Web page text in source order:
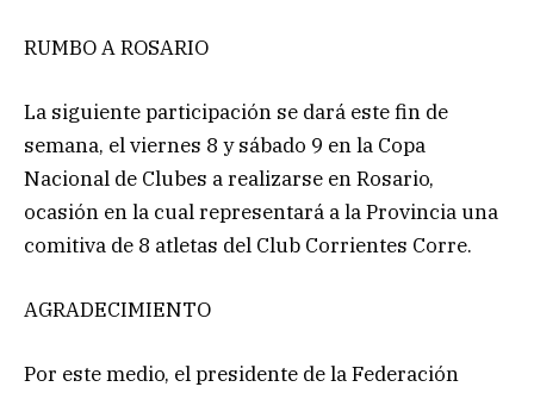
RUMBO A ROSARIO
La siguiente participación se dará este fin de
semana, el viernes 8 y sábado 9 en la Copa
Nacional de Clubes a realizarse en Rosario,
ocasión en la cual representará a la Provincia una
comitiva de 8 atletas del Club Corrientes Corre.
AGRADECIMIENTO
Por este medio, el presidente de la Federación